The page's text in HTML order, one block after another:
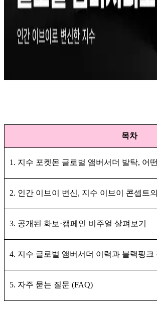
목차
1. 지수 포켓몬 글로벌 앰버서더 발탁, 어
2. 인간 이브이 변신, 지수 이브이 콘셉트
3. 공개된 화보·캠페인 비주얼 살펴보기
4. 지수 글로벌 앰버서더 이력과 블랙핑크
5. 자주 묻는 질문 (FAQ)